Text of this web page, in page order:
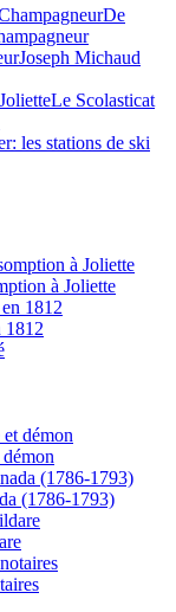
De
Joseph Michaud
Le Scolasticat
les stations de ski
à Joliette
1812
(1786-1793)